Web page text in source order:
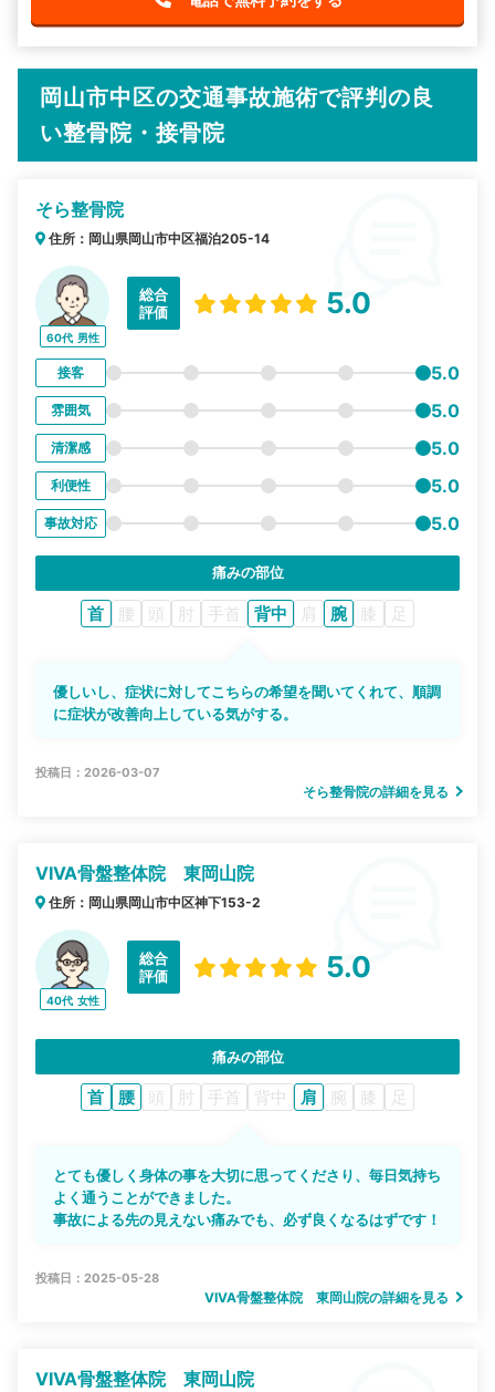
岡山市中区の交通事故施術で評判の良
い整骨院・接骨院
そら整骨院
住所：岡山県岡山市中区福泊205-14
60代 男性
総合
評価
5.0
接客 5.0
雰囲気 5.0
清潔感 5.0
利便性 5.0
事故対応 5.0
痛みの部位
首 腰 頭 肘 手首 背中 肩 腕 膝 足
優しいし、症状に対してこちらの希望を聞いてくれて、順調
に症状が改善向上している気がする。
投稿日：2026-03-07
そら整骨院の詳細を見る
VIVA骨盤整体院 東岡山院
住所：岡山県岡山市中区神下153-2
40代 女性
総合
評価
5.0
痛みの部位
首 腰 頭 肘 手首 背中 肩 腕 膝 足
とても優しく身体の事を大切に思ってくださり、毎日気持ち
よく通うことができました。
事故による先の見えない痛みでも、必ず良くなるはずです！
投稿日：2025-05-28
VIVA骨盤整体院 東岡山院の詳細を見る
VIVA骨盤整体院 東岡山院